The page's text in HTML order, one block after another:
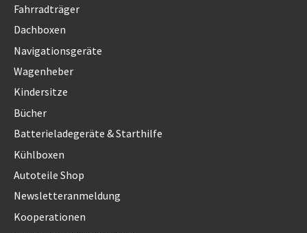
Fahrradträger
Dachboxen
Navigationsgeräte
Wagenheber
Kindersitze
Bücher
Batterieladegeräte & Starthilfe
Kühlboxen
Autoteile Shop
Newsletteranmeldung
Kooperationen